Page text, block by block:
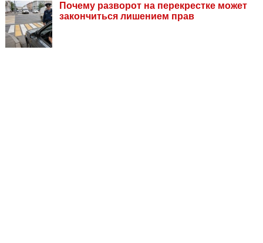
Почему разворот на перекрестке может
закончиться лишением прав